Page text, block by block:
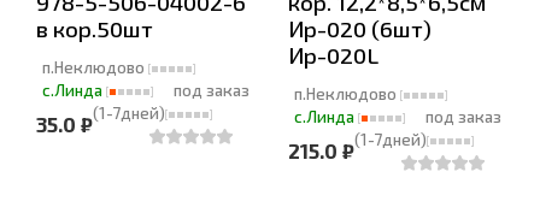
в кор.50шт
п.Неклюдово
с.Линда
под заказ
(1-7дней)
35.0 ₽
Ир-020 (6шт)
Ир-020L
п.Неклюдово
с.Линда
под заказ
(1-7дней)
215.0 ₽